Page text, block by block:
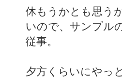
休もうかとも思う
いので、サンプル
従事。
夕方くらいにやっ